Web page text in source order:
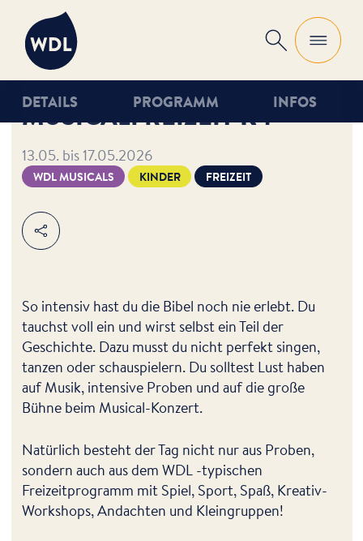
WDL
Suche
DETAILS PROGRAMM INFOS
MUSICALFREIZEIT K4
13.05. bis 17.05.2026
WDL MUSICALS KINDER FREIZEIT
Teilen
So intensiv hast du die Bibel noch nie erlebt. Du
tauchst voll ein und wirst selbst ein Teil der
Geschichte. Dazu musst du nicht perfekt singen,
tanzen oder schauspielern. Du solltest Lust haben
auf Musik, intensive Proben und auf die große
Bühne beim Musical-Konzert.
Natürlich besteht der Tag nicht nur aus Proben,
sondern auch aus dem WDL -typischen
Freizeitprogramm mit Spiel, Sport, Spaß, Kreativ-
Workshops, Andachten und Kleingruppen!